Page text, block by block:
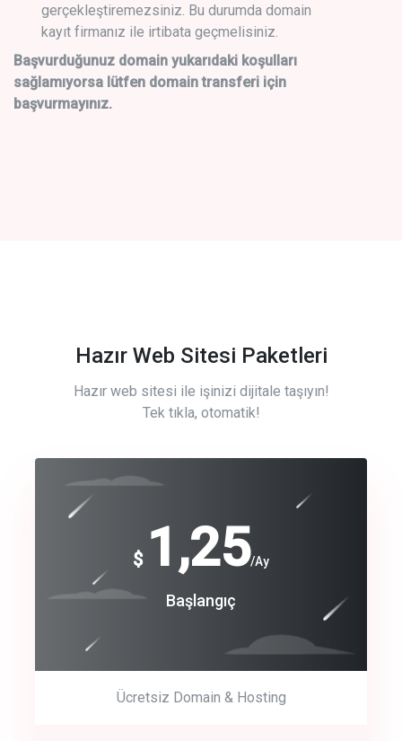
gerçekleştiremezsiniz. Bu durumda domain
kayıt firmanız ile irtibata geçmelisiniz.
Başvurduğunuz domain yukarıdaki koşulları
sağlamıyorsa lütfen domain transferi için
başvurmayınız.
Hazır Web Sitesi Paketleri
Hazır web sitesi ile işinizi dijitale taşıyın!
Tek tıkla, otomatik!
$ 1,25/Ay
Başlangıç
Ücretsiz Domain & Hosting
Free
Basic